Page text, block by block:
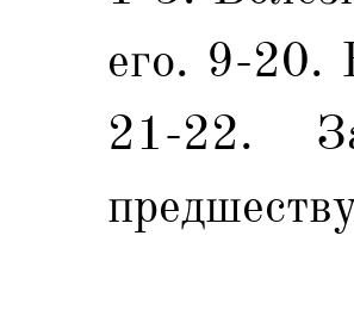
его. 9-20.
21-22.